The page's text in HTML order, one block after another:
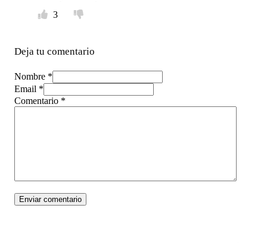
3
Deja tu comentario
Nombre *
Email *
Comentario *